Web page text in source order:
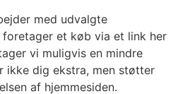
med udvalgte
foretager et køb via et link her
vi muligvis en mindre
ikke dig ekstra, men støtter
af hjemmesiden.